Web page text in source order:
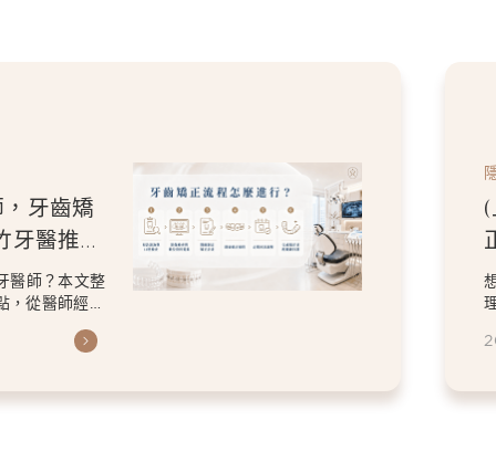
牙齒矯
牙醫推薦
醫師？本文整
，從醫師經